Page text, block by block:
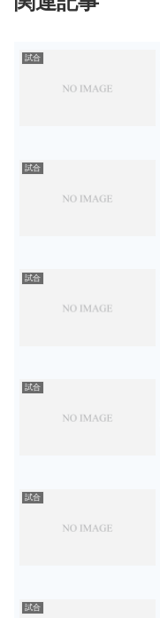
試合
試合
試合
試合
試合
試合